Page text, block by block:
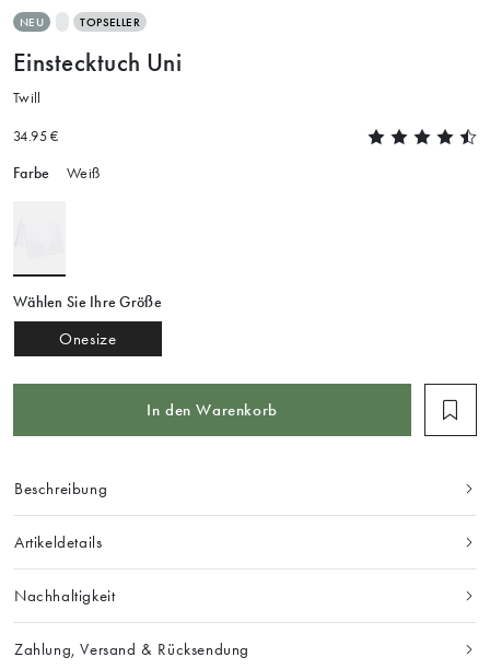
NEU TOPSELLER
Einstecktuch Uni
Twill
34.95 €
Farbe Weiß
Wählen Sie Ihre Größe
Onesize
In den Warenkorb
Beschreibung
Artikeldetails
Nachhaltigkeit
Zahlung, Versand & Rücksendung